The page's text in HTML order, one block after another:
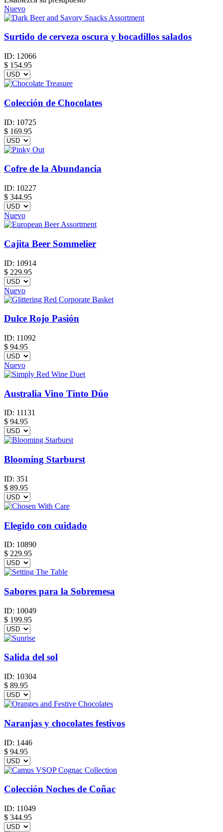
Nuevo
Surtido de cerveza oscura y bocadillos salados
ID: 12066
$ 154.95
Colección de Chocolates
ID: 10725
$ 169.95
Cofre de la Abundancia
ID: 10227
$ 344.95
Nuevo
Cajita Beer Sommelier
ID: 10914
$ 229.95
Nuevo
Dulce Rojo Pasión
ID: 11092
$ 94.95
Nuevo
Australia Vino Tinto Dúo
ID: 11131
$ 94.95
Blooming Starburst
ID: 351
$ 89.95
Elegido con cuidado
ID: 10890
$ 229.95
Sabores para la Sobremesa
ID: 10049
$ 199.95
Salida del sol
ID: 10304
$ 89.95
Naranjas y chocolates festivos
ID: 1446
$ 94.95
Colección Noches de Coñac
ID: 11049
$ 344.95